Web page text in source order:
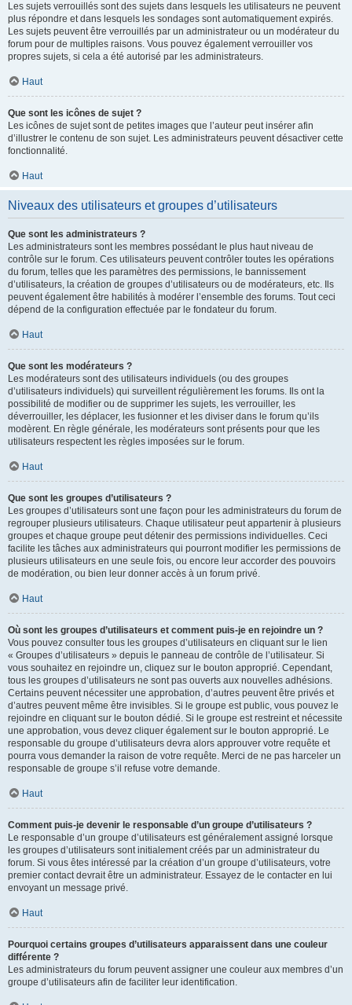
Les sujets verrouillés sont des sujets dans lesquels les utilisateurs ne peuvent
plus répondre et dans lesquels les sondages sont automatiquement expirés.
Les sujets peuvent être verrouillés par un administrateur ou un modérateur du
forum pour de multiples raisons. Vous pouvez également verrouiller vos
propres sujets, si cela a été autorisé par les administrateurs.
Haut
Que sont les icônes de sujet ?
Les icônes de sujet sont de petites images que l’auteur peut insérer afin
d’illustrer le contenu de son sujet. Les administrateurs peuvent désactiver cette
fonctionnalité.
Haut
Niveaux des utilisateurs et groupes d’utilisateurs
Que sont les administrateurs ?
Les administrateurs sont les membres possédant le plus haut niveau de
contrôle sur le forum. Ces utilisateurs peuvent contrôler toutes les opérations
du forum, telles que les paramètres des permissions, le bannissement
d’utilisateurs, la création de groupes d’utilisateurs ou de modérateurs, etc. Ils
peuvent également être habilités à modérer l’ensemble des forums. Tout ceci
dépend de la configuration effectuée par le fondateur du forum.
Haut
Que sont les modérateurs ?
Les modérateurs sont des utilisateurs individuels (ou des groupes
d’utilisateurs individuels) qui surveillent régulièrement les forums. Ils ont la
possibilité de modifier ou de supprimer les sujets, les verrouiller, les
déverrouiller, les déplacer, les fusionner et les diviser dans le forum qu’ils
modèrent. En règle générale, les modérateurs sont présents pour que les
utilisateurs respectent les règles imposées sur le forum.
Haut
Que sont les groupes d’utilisateurs ?
Les groupes d’utilisateurs sont une façon pour les administrateurs du forum de
regrouper plusieurs utilisateurs. Chaque utilisateur peut appartenir à plusieurs
groupes et chaque groupe peut détenir des permissions individuelles. Ceci
facilite les tâches aux administrateurs qui pourront modifier les permissions de
plusieurs utilisateurs en une seule fois, ou encore leur accorder des pouvoirs
de modération, ou bien leur donner accès à un forum privé.
Haut
Où sont les groupes d’utilisateurs et comment puis-je en rejoindre un ?
Vous pouvez consulter tous les groupes d’utilisateurs en cliquant sur le lien
« Groupes d’utilisateurs » depuis le panneau de contrôle de l’utilisateur. Si
vous souhaitez en rejoindre un, cliquez sur le bouton approprié. Cependant,
tous les groupes d’utilisateurs ne sont pas ouverts aux nouvelles adhésions.
Certains peuvent nécessiter une approbation, d’autres peuvent être privés et
d’autres peuvent même être invisibles. Si le groupe est public, vous pouvez le
rejoindre en cliquant sur le bouton dédié. Si le groupe est restreint et nécessite
une approbation, vous devez cliquer également sur le bouton approprié. Le
responsable du groupe d’utilisateurs devra alors approuver votre requête et
pourra vous demander la raison de votre requête. Merci de ne pas harceler un
responsable de groupe s’il refuse votre demande.
Haut
Comment puis-je devenir le responsable d’un groupe d’utilisateurs ?
Le responsable d’un groupe d’utilisateurs est généralement assigné lorsque
les groupes d’utilisateurs sont initialement créés par un administrateur du
forum. Si vous êtes intéressé par la création d’un groupe d’utilisateurs, votre
premier contact devrait être un administrateur. Essayez de le contacter en lui
envoyant un message privé.
Haut
Pourquoi certains groupes d’utilisateurs apparaissent dans une couleur
différente ?
Les administrateurs du forum peuvent assigner une couleur aux membres d’un
groupe d’utilisateurs afin de faciliter leur identification.